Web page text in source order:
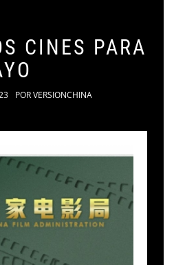
CINES PARA
PORVERSIONCHINA